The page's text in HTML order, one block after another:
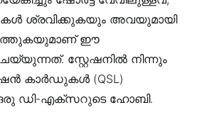
ശ്രവിക്കുകയും അവയുമായി
ഈ
സ്റ്റേഷനിൽ നിന്നും
കാർഡുകൾ (QSL)
ഡി-എക്സറുടെ ഹോബി.